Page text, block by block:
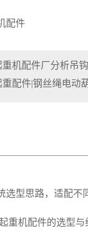
配件
重机配件厂分析吊
重配件|钢丝绳电动
选型思路，适配不
重机配件的选型与